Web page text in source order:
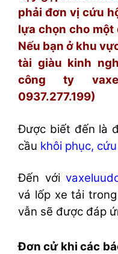
phải đơn vị cứu
lựa chọn cho
Nếu bạn ở khu
tài giàu kinh
công ty
0937.277.199)
Được biết đến là
cầu khôi phục,
Đến với
vá lốp xe tải
vẫn sẽ được đáp
Đơn cử khi các